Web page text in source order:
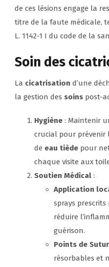
de ces lésions engage la
titre de la faute médicale,
L. 1142-1 I du code de la
Soin des
La cicatrisation d’une
la gestion des soins post-
Hygiène : Maintenir
crucial pour prévenir
de eau tiède pour
chaque visite aux
Soutien Médical :
Application
sprays
réduire
guérison.
Points de
résorbables et